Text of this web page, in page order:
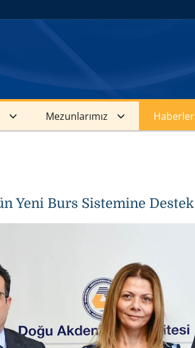
Mezunlarımız Haberler
Yeni Burs Sistemine Destek